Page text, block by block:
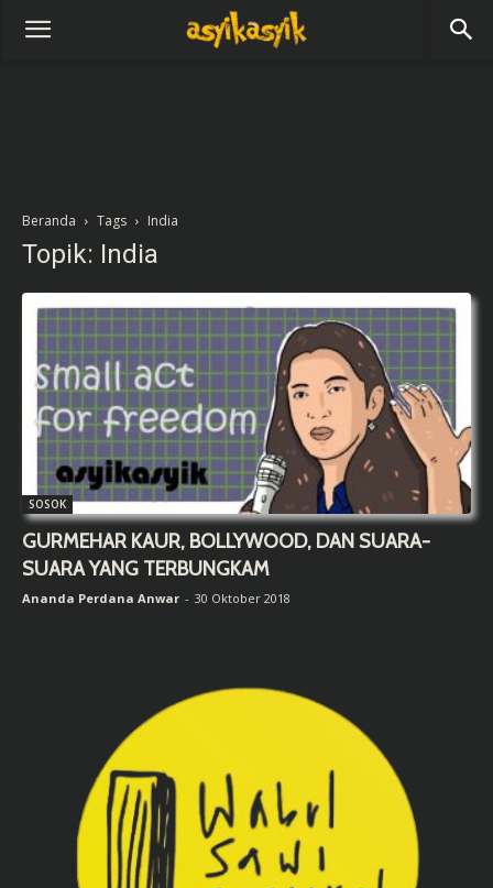
Beranda Tags India
Topik: India
SOSOK
GURMEHAR KAUR, BOLLYWOOD, DAN SUARA-
SUARA YANG TERBUNGKAM
Ananda Perdana Anwar - 30 Oktober 2018